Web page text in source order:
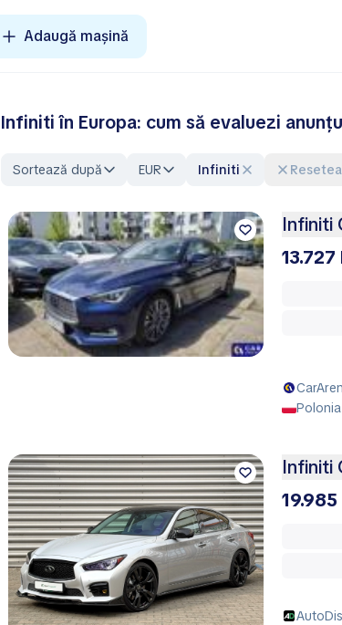
Adaugă mașină
Infiniti în Europa: cum să evaluezi
Sortează după EUR Infiniti
Infiniti
13.727
Polonia
Infiniti
19.985